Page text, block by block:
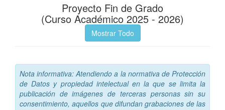
Proyecto Fin de Grado
(Curso Académico 2025 - 2026)
Mostrar Todo
Nota informativa: Atendiendo a la normativa de Protección
de Datos y propiedad intelectual en la que se limita la
publicación de imágenes de terceras personas sin su
consentimiento, aquellos que difundan grabaciones de las